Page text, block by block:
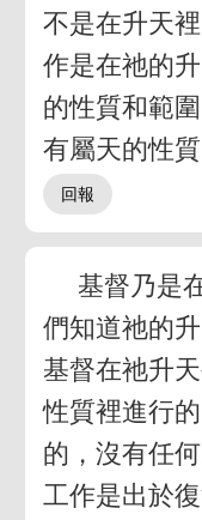
不是在升天
作是在祂的
的性質和範
有屬天的性
基督乃是
們知道祂的
基督在祂升
性質裡進行
的，沒有任
工作是出於